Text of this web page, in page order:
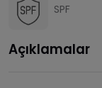
SPF
Açıklamalar